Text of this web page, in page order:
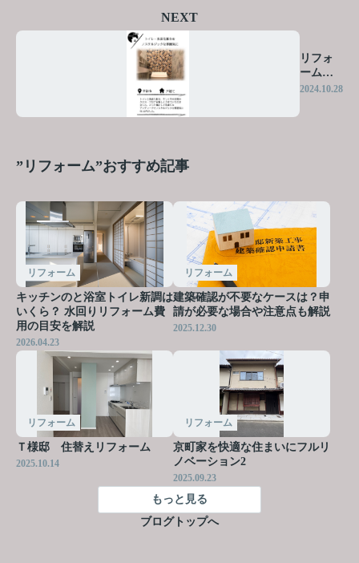
NEXT
リフォ
ーム事
例
2024.10.28
”リフォーム”おすすめ記事
リフォーム
キッチンのと浴室トイレ新調は
いくら？ 水回りリフォーム費
用の目安を解説
2026.04.23
リフォーム
建築確認が不要なケースは？申
請が必要な場合や注意点も解説
2025.12.30
リフォーム
Ｔ様邸 住替えリフォーム
2025.10.14
リフォーム
京町家を快適な住まいにフルリ
ノベーション2
2025.09.23
もっと見る
ブログトップへ